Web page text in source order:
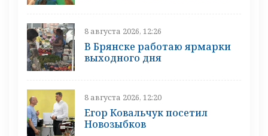
8 августа 2026, 12:26
В Брянске работаю ярмарки
выходного дня
8 августа 2026, 12:20
Егор Ковальчук посетил
Новозыбков